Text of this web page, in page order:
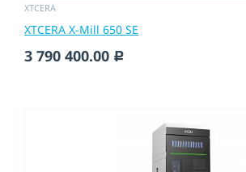
XTCERA
XTCERA X-Mill 650 SE
3 790 400.00 c